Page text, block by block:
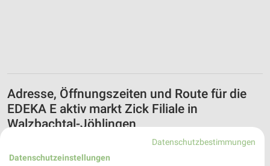
Adresse, Öffnungszeiten und Route für die
EDEKA E aktiv markt Zick Filiale in
Walzbachtal-Jöhlingen
Egal ob Adresse, Öffnungszeiten oder Route, hier findest Du
alles zur EDEKA E aktiv markt Zick Filiale in Walzbachtal-
Datenschutzbestimmungen
Datenschutzeinstellungen